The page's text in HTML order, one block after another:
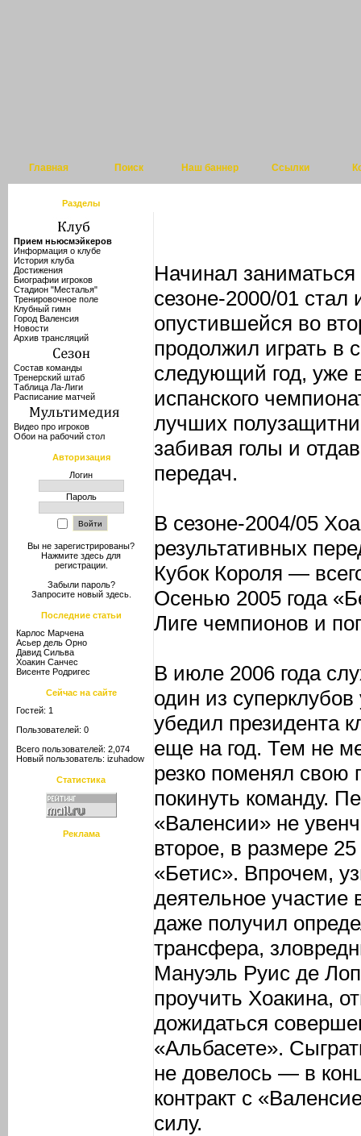
Главная Поиск Наш баннер Ссылки
Разделы
Прием ньюсмэйкеров
Информация о клубе
История клуба
Достижения
Биографии игроков
Стадион "Месталья"
Тренировочное поле
Клубный гимн
Город Валенсия
Новости
Архив трансляций
Состав команды
Тренерский штаб
Таблица Ла-Лиги
Расписание матчей
Видео про игроков
Обои на рабочий стол
Авторизация
Логин
Пароль
Вы не зарегистрированы?
Нажмите здесь для
регистрации.
Забыли пароль?
Запросите новый здесь.
Последние статьи
Карлос Марчена
Асьер дель Орно
Давид Сильва
Хоакин Санчес
Висенте Родригес
Сейчас на сайте
Гостей: 1
Пользователей: 0
Всего пользователей: 2,074
Новый пользователь: izuhadow
Статистика
Реклама
Начинал
сезоне-2000/01
опустившейся во
продолжил играть в
следующий год, уже
испанского
лучших
забивая голы и
передач.
В сезоне-2004/05
результативных
Кубок Короля —
Осенью 2005 года
Лиге чемпионов и
В июле 2006 года
один из
убедил президента
еще на год. Тем не
резко поменял свою
покинуть команду.
«Валенсии» не
второе, в размере
«Бетис». Впрочем,
деятельное участие
даже получил
трансфера,
Мануэль Руис де
проучить Хоакина,
дожидаться
«Альбасете».
не довелось — в
контракт с
силу.